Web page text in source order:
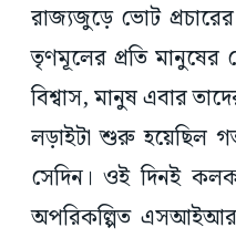
রাজ্যজুড়ে ভোট
তৃণমূলের প্রতি মানুষের
বিশ্বাস, মানুষ এবার
লড়াইটা শুরু হয়েছিল
সেদিন। ওই দিনই
অপরিকল্পিত এসআইআর